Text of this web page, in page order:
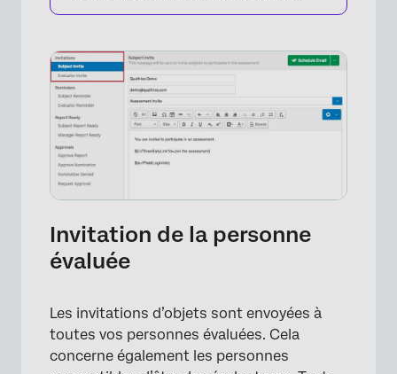
×
Invitation de la personne
évaluée
Les invitations d’objets sont envoyées à
toutes vos personnes évaluées. Cela
concerne également les personnes